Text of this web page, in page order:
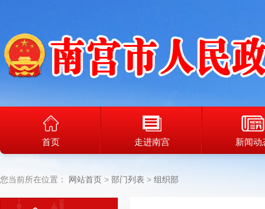
首页 走进南宫 新闻动
您当前所在位置： 网站首页 部门列表 组织部